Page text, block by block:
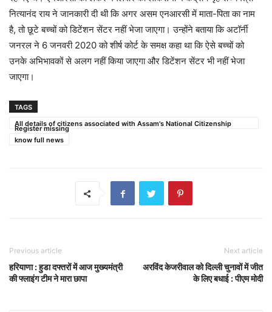
नित्यानंद राय ने जानकारी दी थी कि अगर असम एनआरसी में माता-पिता का नाम
है, तो छूटे बच्चों को डिटेंशन सेंटर नहीं भेजा जाएगा। उन्‍होंने बताया कि अटॉर्नी
जनरल ने 6 जनवरी 2020 को शीर्ष कोर्ट के समक्ष कहा था कि ऐसे बच्चों को
उनके अभिभावकों से अलग नहीं किया जाएगा और डिटेंशन सेंटर भी नहीं भेजा
जाएगा।
TAGS
All details of citizens associated with Assam's National Citizenship
Register missing
know full news
Previous article
हरियाणा : हुडा दफ्तरों में आज मुख्यमंत्री
की फ्लाइंग टीम ने मारा छापा
Next article
अरविंद केजरीवाल को दिल्ली चुनावों में जीत
के लिए बधाई : पीएम मोदी